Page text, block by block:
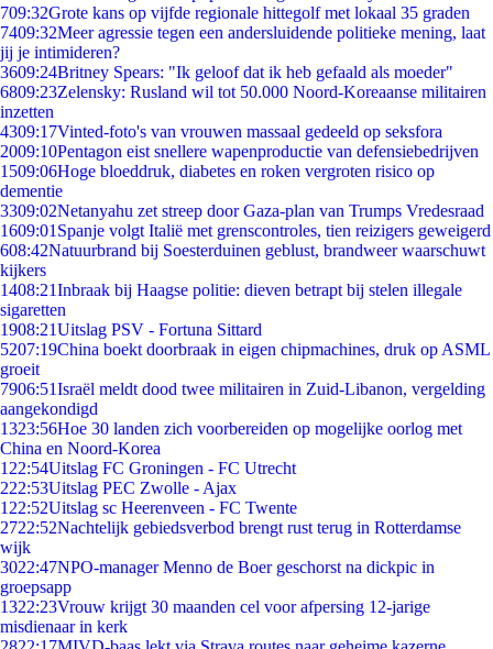
709:32Grote kans op vijfde regionale hittegolf met lokaal 35 graden
7409:32Meer agressie tegen een andersluidende politieke mening, laat
jij je intimideren?
3609:24Britney Spears: "Ik geloof dat ik heb gefaald als moeder"
6809:23Zelensky: Rusland wil tot 50.000 Noord-Koreaanse militairen
inzetten
4309:17Vinted-foto's van vrouwen massaal gedeeld op seksfora
2009:10Pentagon eist snellere wapenproductie van defensiebedrijven
1509:06Hoge bloeddruk, diabetes en roken vergroten risico op
dementie
3309:02Netanyahu zet streep door Gaza-plan van Trumps Vredesraad
1609:01 Spanje volgt Italië met grenscontroles, tien reizigers geweigerd
608:42Natuurbrand bij Soesterduinen geblust, brandweer waarschuwt
kijkers
1408:21Inbraak bij Haagse politie: dieven betrapt bij stelen illegale
sigaretten
1908:21Uitslag PSV - Fortuna Sittard
5207:19China boekt doorbraak in eigen chipmachines, druk op ASML
groeit
7906:51Israël meldt dood twee militairen in Zuid-Libanon, vergelding
aangekondigd
1323:56Hoe 30 landen zich voorbereiden op mogelijke oorlog met
China en Noord-Korea
1 22:54Uitslag FC Groningen - FC Utrecht
222:53Uitslag PEC Zwolle - Ajax
1 22:52Uitslag sc Heerenveen - FC Twente
2722:52Nachtelijk gebiedsverbod brengt rust terug in Rotterdamse
wijk
3022:47NPO-manager Menno de Boer geschorst na dickpic in
groepsapp
1322:23Vrouw krijgt 30 maanden cel voor afpersing 12-jarige
misdienaar in kerk